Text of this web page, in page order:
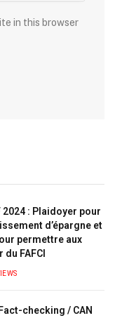
in this browser
2024 : Plaidoyer pour
d’épargne et
permettre aux
FAFCI
checking / CAN